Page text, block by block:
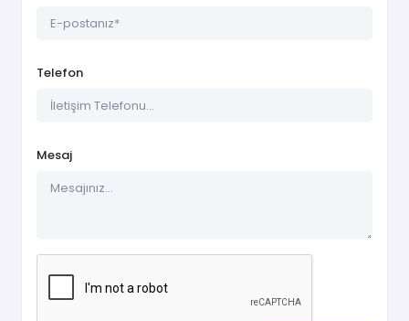
Telefon
Mesaj